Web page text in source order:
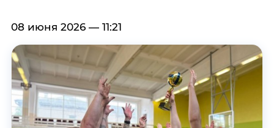
08 июня 2026 — 11:21